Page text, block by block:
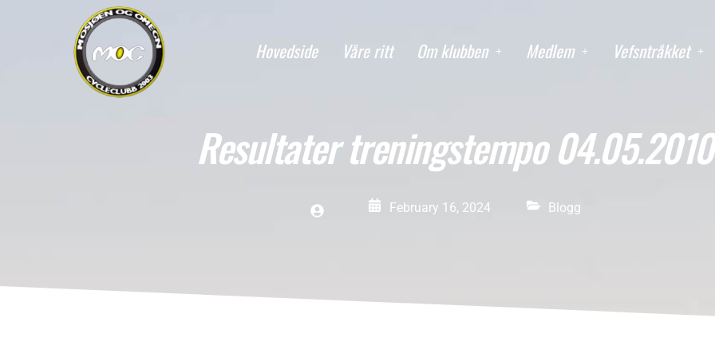
Hovedside Våre ritt Om klubben Medlem Vefsntråkket
Resultater treningstempo 04.05.2010
February 16, 2024 Blogg